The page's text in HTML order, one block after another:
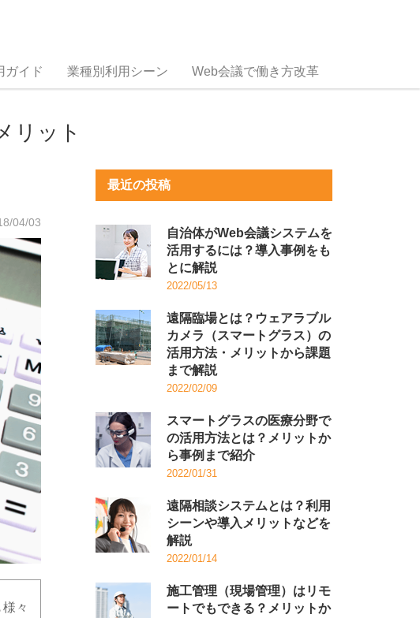
ガイド 業種別利用シーン Web会議で働き方改革
リット
04/03
々
最近の投稿
自治体がWeb会議システムを
活用するには？導入事例をも
とに解説
2022/05/13
遠隔臨場とは？ウェアラブル
カメラ（スマートグラス）の
活用方法・メリットから課題
まで解説
2022/02/09
スマートグラスの医療分野で
の活用方法とは？メリットか
ら事例まで紹介
2022/01/31
遠隔相談システムとは？利用
シーンや導入メリットなどを
解説
2022/01/14
施工管理（現場管理）はリモ
ートでもできる？メリットか